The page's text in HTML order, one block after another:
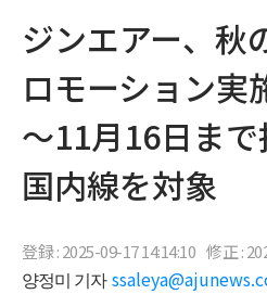
ジンエアー、秋
ロモーション
～11月16日ま
国内線を対象
登録 : 2025-09-17 14:14:10 修正 :
양정미 기자